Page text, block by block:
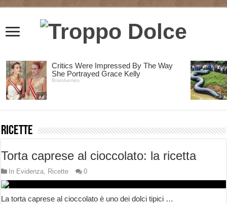
Ricette
Torta caprese al cioccolato: la ricetta
In Evidenza, Ricette 0
La torta caprese al cioccolato è uno dei dolci tipici …